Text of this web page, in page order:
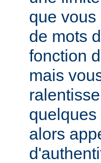
que
de mots
fonction
mais
alors